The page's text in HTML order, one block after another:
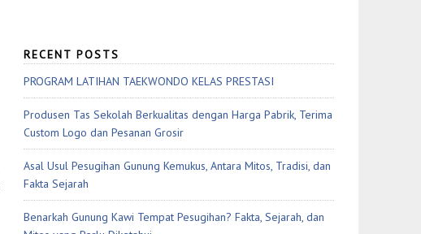
RECENT POSTS
PROGRAM LATIHAN TAEKWONDO KELAS PRESTASI
Produsen Tas Sekolah Berkualitas dengan Harga Pabrik, Terima
Custom Logo dan Pesanan Grosir
Asal Usul Pesugihan Gunung Kemukus, Antara Mitos, Tradisi, dan
Fakta Sejarah
Benarkah Gunung Kawi Tempat Pesugihan? Fakta, Sejarah, dan